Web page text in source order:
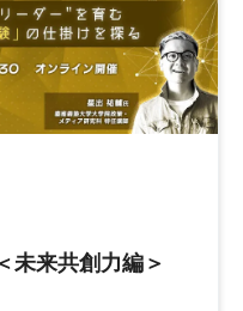
未来共創力編＞